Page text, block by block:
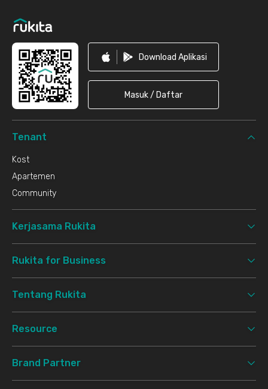
Download Aplikasi
Masuk / Daftar
Tenant
Kost
Apartemen
Community
Kerjasama Rukita
Rukita for Business
Tentang Rukita
Resource
Brand Partner